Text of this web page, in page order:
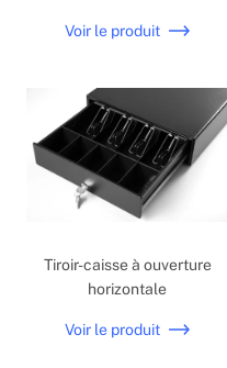
Voir le produit
Tiroir-caisse à ouverture
horizontale
Voir le produit